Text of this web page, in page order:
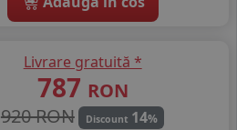
Livrare gratuită *
787 RON
920 RON
Discount 14%